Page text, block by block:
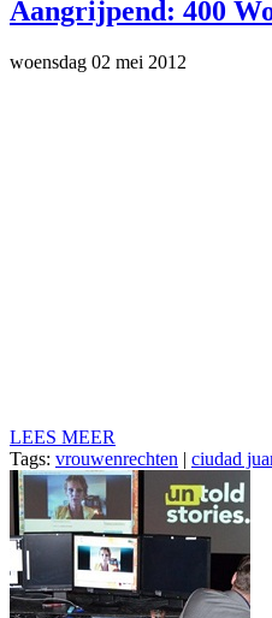
Aangrijpend: 400
woensdag 02 mei 2012
LEES MEER
Tags: vrouwenrechten | ciudad